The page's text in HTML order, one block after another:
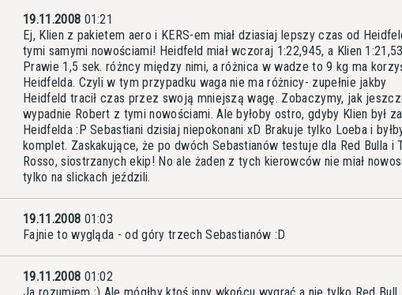
19.11.2008 01:21
Ej, Klien z pakietem aero i KERS-em miał dziasiaj lepszy czas od
tymi samymi nowościami! Heidfeld miał wczoraj 1:22,945, a Klien
Prawie 1,5 sek. różncy między nimi, a różnica w wadze to 9 kg ma
Heidfelda. Czyli w tym przypadku waga nie ma różnicy- zupełnie jakby
Heidfeld tracił czas przez swoją mniejszą wagę. Zobaczymy, jak
wypadnie Robert z tymi nowościami. Ale byłoby ostro, gdyby Klien był
Heidfelda :P Sebastiani dzisiaj niepokonani xD Brakuje tylko Loeba i
komplet. Zaskakujące, że po dwóch Sebastianów testuje dla Red Bulla i
Rosso, siostrzanych ekip! No ale żaden z tych kierowców nie miał
tylko na slickach jeździli.
19.11.2008 01:03
Fajnie to wygląda - od góry trzech Sebastianów :D
19.11.2008 01:02